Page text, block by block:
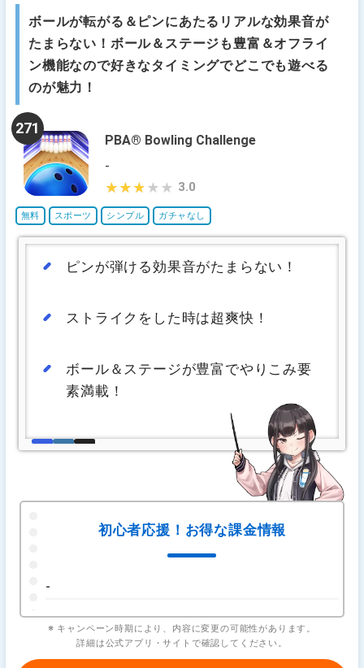
ボールが転がる＆ピンにあたるリアルな効果音が
たまらない！ボール＆ステージも豊富＆オフライ
ン機能なので好きなタイミングでどこでも遊べる
のが魅力！
PBA® Bowling Challenge
271
-
無料 スポーツ シンプル ガチャなし
3.0
★★★★★
★★★★★
ピンが弾ける効果音がたまらない！
ストライクをした時は超爽快！
ボール＆ステージが豊富でやりこみ要
素満載！
初心者応援！お得な課金情報
-
※ キャンペーン時期により、内容に変更の可能性があります。
詳細は公式アプリ・サイトで確認してください。